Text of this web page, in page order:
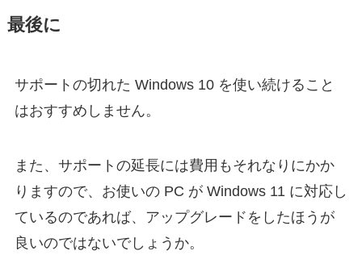
最後に
サポートの切れた Windows 10 を使い続けること
はおすすめしません。
また、サポートの延長には費用もそれなりにかか
りますので、お使いの PC が Windows 11 に対応し
ているのであれば、アップグレードをしたほうが
良いのではないでしょうか。